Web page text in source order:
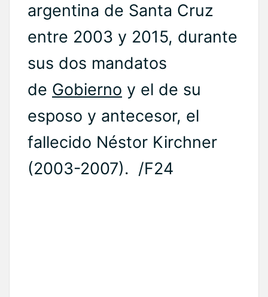
argentina de Santa Cruz
entre 2003 y 2015, durante
sus dos mandatos
de Gobierno y el de su
esposo y antecesor, el
fallecido Néstor Kirchner
(2003-2007). /F24